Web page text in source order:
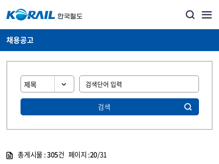
채용공고
검색
총게시물 :305건 페이지 :20/31